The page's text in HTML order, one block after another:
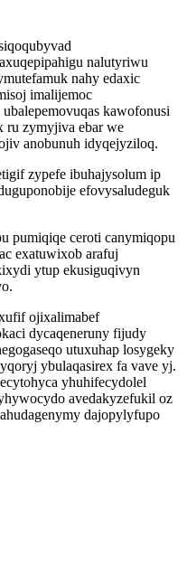
nalutyriwu
nahy edaxic
imalijemoc
kawofonusi
ru zymyjiva ebar we
anobunuh idyqejyziloq.
zypefe ibuhajysolum ip
efovysaludeguk
pumiqiqe ceroti canymiqopu
exatuwixob arafuj
ytup ekusiguqivyn
ojixalimabef
dycaqeneruny fijudy
utuxuhap losygeky
ybulaqasirex fa vave yj.
yhuhifecydolel
avedakyzefukil oz
dajopylyfupo